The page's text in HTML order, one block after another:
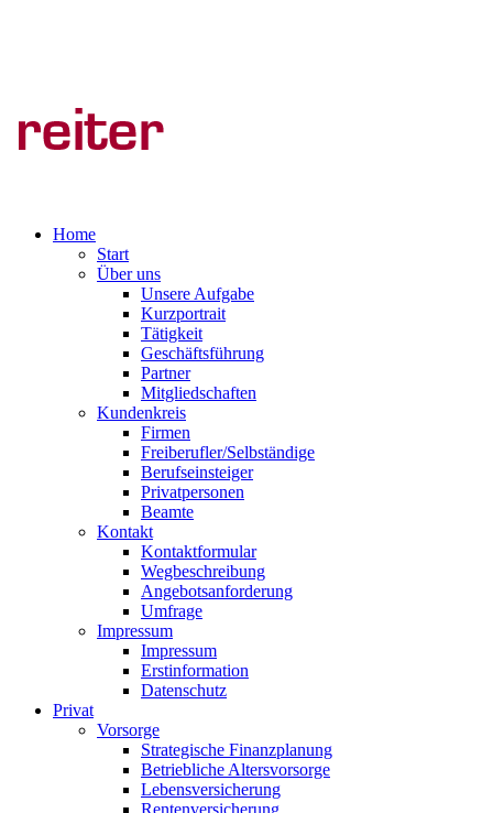
Home
Start
Über uns
Unsere Aufgabe
Kurzportrait
Tätigkeit
Geschäftsführung
Partner
Mitgliedschaften
Kundenkreis
Firmen
Freiberufler/Selbständige
Berufseinsteiger
Privatpersonen
Beamte
Kontakt
Kontaktformular
Wegbeschreibung
Angebotsanforderung
Umfrage
Impressum
Impressum
Erstinformation
Datenschutz
Privat
Vorsorge
Strategische Finanzplanung
Betriebliche Altersvorsorge
Lebensversicherung
Rentenversicherung